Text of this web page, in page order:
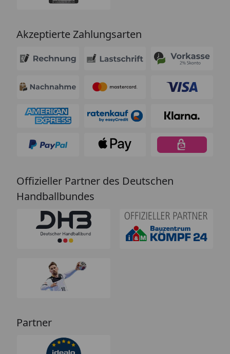
Akzeptierte Zahlungsarten
Offizieller Partner des Deutschen
Handballbundes
Partner